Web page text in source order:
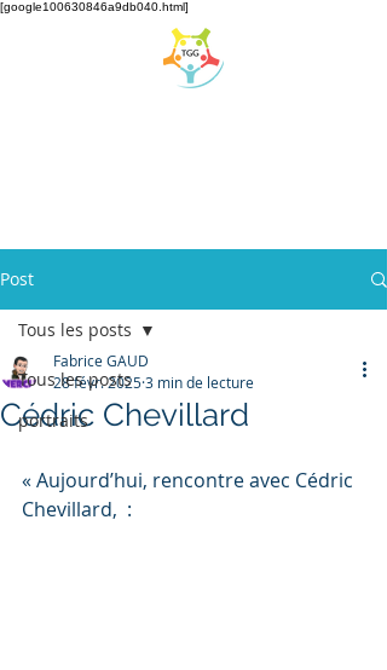
[google100630846a9db040.html]
Post
Tous les posts
portraits
Tous les posts
Cédric Chevillard
Fabrice GAUD
28 févr. 20253 min de lecture
« Aujourd’hui, rencontre avec Cédric
Chevillard, :